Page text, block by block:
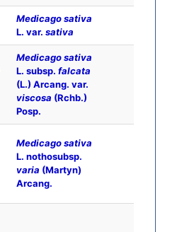
Medicago sativa
L. var. sativa
Medicago sativa
L. subsp. falcata
(L.) Arcang. var.
viscosa (Rchb.)
Posp.
Medicago sativa
L. nothosubsp.
varia (Martyn)
Arcang.